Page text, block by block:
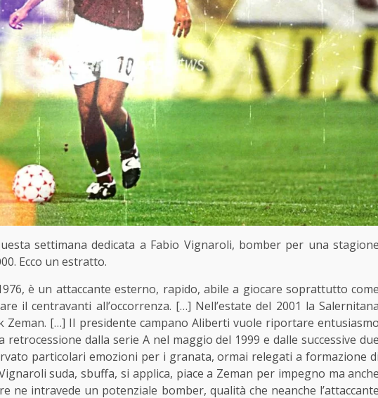
settimana dedicata a Fabio Vignaroli, bomber per una stagione
Ecco un estratto.
è un attaccante esterno, rapido, abile a giocare soprattutto come
il centravanti all’occorrenza. […] Nell’estate del 2001 la Salernitana
Zeman. […] Il presidente campano Aliberti vuole riportare entusiasmo
dalla serie A nel maggio del 1999 e dalle successive due
particolari emozioni per i granata, ormai relegati a formazione di
suda, sbuffa, si applica, piace a Zeman per impegno ma anche
ne intravede un potenziale bomber, qualità che neanche l’attaccante